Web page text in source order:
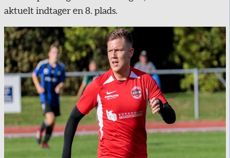
aktuelt indtager en 8. plads.